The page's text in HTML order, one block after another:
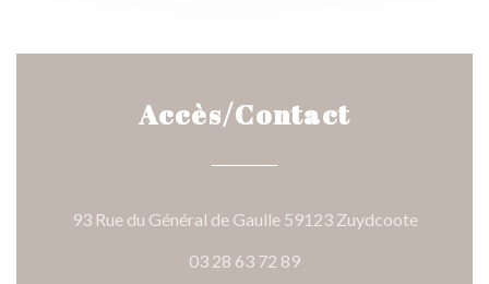
Accès/Contact
93 Rue du Général de Gaulle 59123 Zuydcoote((ouvre
03 28 63 72 89